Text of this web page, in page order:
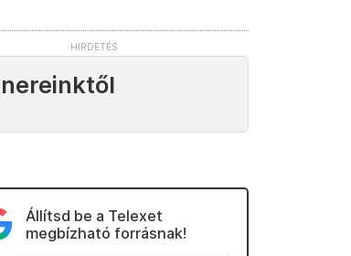
Állítsd be a Telexet
megbízható forrásnak!